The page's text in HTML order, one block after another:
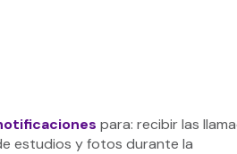
para: recibir las
estudios y fotos durante la